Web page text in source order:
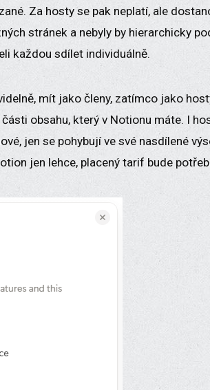
Za hosty se pak neplatí, ale
stránek a nebyly by hierarchicky
každou sdílet individuálně.
mít jako členy, zatímco jako
obsahu, který v Notionu máte. I
jen se pohybují ve své nasdílené
jen lehce, placený tarif bude